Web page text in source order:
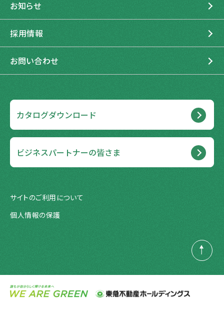
お知らせ
採用情報
お問い合わせ
カタログダウンロード
ビジネスパートナーの皆さま
サイトのご利用について
個人情報の保護
PAGE
TOP